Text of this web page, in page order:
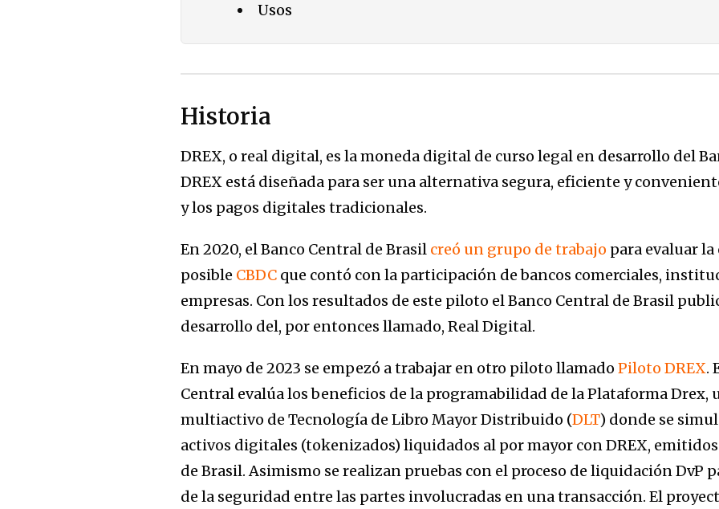
Usos
Historia
DREX, o real digital, es la moneda digital de curso legal en desarrollo del
DREX está diseñada para ser una alternativa segura, eficiente y
y los pagos digitales tradicionales.
En 2020, el Banco Central de Brasil creó un grupo de trabajo para evaluar
posible CBDC que contó con la participación de bancos comerciales,
empresas. Con los resultados de este piloto el Banco Central de Brasil
desarrollo del, por entonces llamado, Real Digital.
En mayo de 2023 se empezó a trabajar en otro piloto llamadoPiloto DREX.
Central evalúa los beneficios de la programabilidad de la Plataforma Drex,
multiactivo de Tecnología de Libro Mayor Distribuido (DLT) donde se
activos digitales (tokenizados) liquidados al por mayor con DREX,
de Brasil. Asimismo se realizan pruebas con el proceso de liquidación DvP
de la seguridad entre las partes involucradas en una transacción. El